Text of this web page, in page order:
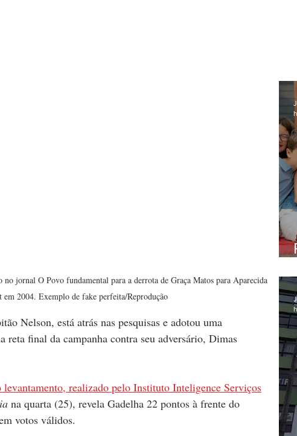
no jornal O Povo fundamental para a derrota de Graça Matos para Aparecida
em 2004. Exemplo de fake perfeita/Reprodução
Nelson, está atrás nas pesquisas e adotou uma
reta final da campanha contra seu adversário, Dimas
realizado pelo Instituto Inteligence Serviços
na quarta (25), revela Gadelha 22 pontos à frente do
votos válidos.